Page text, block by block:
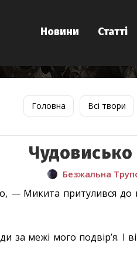
Новини Статті
Головна Всі твори
Чудовисько
Безжальна
— Микита притулився до
за межі мого подвірʼя. І